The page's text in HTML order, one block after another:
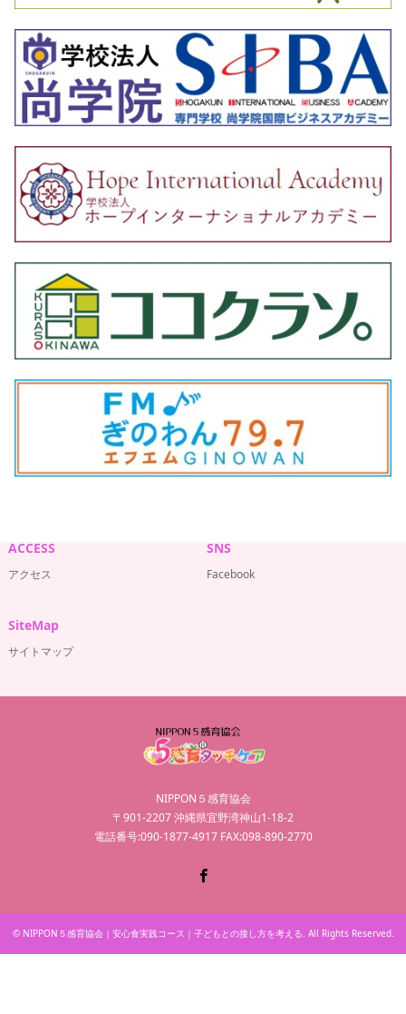
ACCESS
アクセス
SNS
Facebook
SiteMap
サイトマップ
NIPPON５感育協会
〒901-2207 沖縄県宜野湾神山1-18-2
電話番号:090-1877-4917 FAX:098-890-2770
© NIPPON５感育協会｜安心食実践コース｜子どもとの接し方を考える. All Rights Reserved.